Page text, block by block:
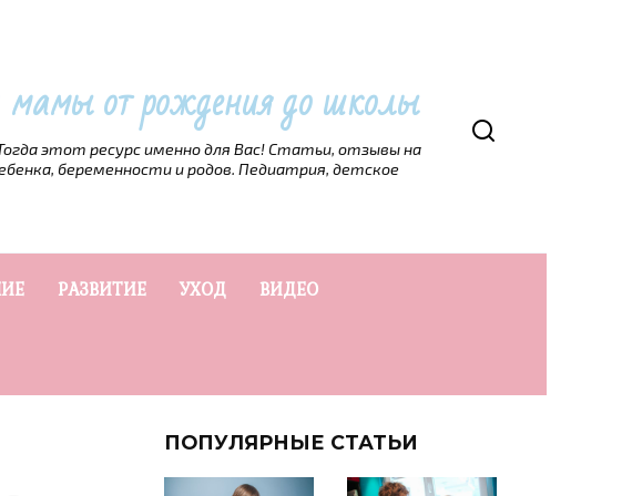
мамы от рождения до школы
этот ресурс именно для Вас! Статьи, отзывы на
беременности и родов. Педиатрия, детское
РАЗВИТИЕ УХОД ВИДЕО
ПОПУЛЯРНЫЕ СТАТЬИ